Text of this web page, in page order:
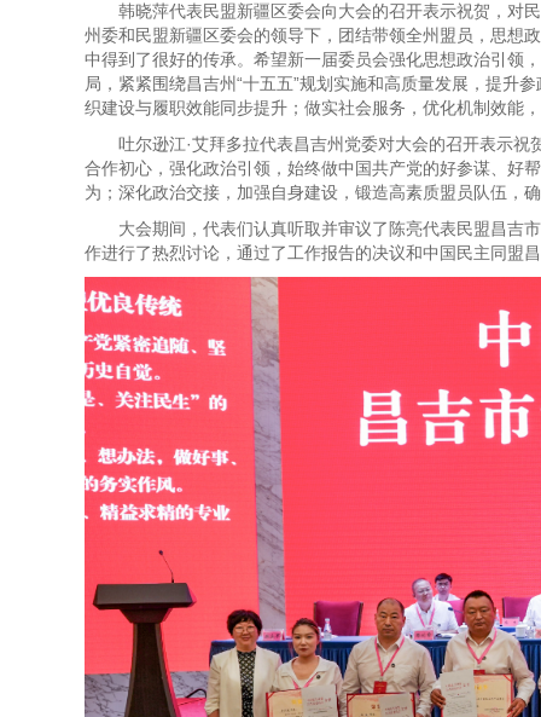
韩晓萍代表民盟新疆区委会向大会的召开表示祝贺，对
州委和民盟新疆区委会的领导下，团结带领全州盟员，思想
中得到了很好的传承。希望新一届委员会强化思想政治引领
局，紧紧围绕昌吉州“十五五”规划实施和高质量发展，提升
织建设与履职效能同步提升；做实社会服务，优化机制效能
吐尔逊江·艾拜多拉代表昌吉州党委对大会的召开表示
合作初心，强化政治引领，始终做中国共产党的好参谋、好
为；深化政治交接，加强自身建设，锻造高素质盟员队伍，
大会期间，代表们认真听取并审议了陈亮代表民盟昌吉
作进行了热烈讨论，通过了工作报告的决议和中国民主同盟